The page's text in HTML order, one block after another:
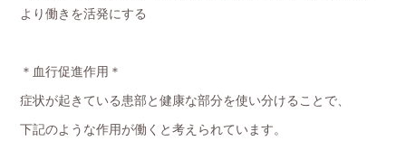
より働きを活発にする
＊血行促進作用＊
症状が起きている患部と健康な部分を使い分けることで、
下記のような作用が働くと考えられています。